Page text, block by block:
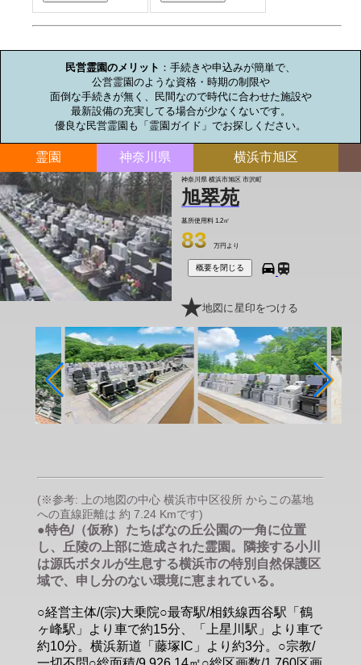
民営霊園のメリット ：手続きや申込みが簡単で、
公営霊園のような資格・時期の制限や
面倒な手続きが無く、民間なので時代に合わせた施設や
最新設備の充実してる場合が少なくないです。
優良な民営霊園も「霊園ガイド」でお探しください。
霊園 神奈川県 横浜市旭区
神奈川県 横浜市旭区 市沢町
旭翠苑
墓所使用料 1.2㎡
83 万円より
概要を閉じる
地図に星印をつける
(※参考: 上の地図の中心 横浜市中区役所 からこの墓地
への直線距離は 約 7.24 Kmです)
●特色/（仮称）たちばなの丘公園の一角に位置
し、丘陵の上部に造成された霊園。隣接する小川
は源氏ボタルが生息する横浜市の特別自然保護区
域で、申し分のない環境に恵まれている。
○経営主体/(宗)大乗院○最寄駅/相鉄線西谷駅「鶴
ヶ峰駅」より車で約15分、「上星川駅」より車で
約10分。横浜新道「藤塚IC」より約3分。○宗教/